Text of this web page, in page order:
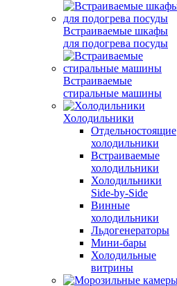
Встраиваемые шкафы
для подогрева посуды
Встраиваемые
стиральные машины
Холодильники
Отдельностоящие
холодильники
Встраиваемые
холодильники
Холодильники
Side-by-Side
Винные
холодильники
Льдогенераторы
Мини-бары
Холодильные
витрины